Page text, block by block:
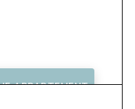
APPARTEMENT